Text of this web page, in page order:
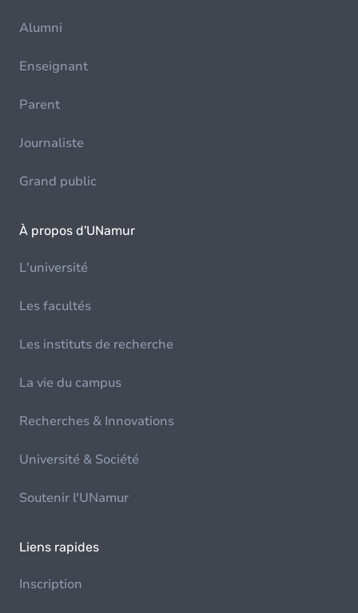
Alumni
Enseignant
Parent
Journaliste
Grand public
À propos d'UNamur
L'université
Les facultés
Les instituts de recherche
La vie du campus
Recherches & Innovations
Université & Société
Soutenir l'UNamur
Liens rapides
Inscription